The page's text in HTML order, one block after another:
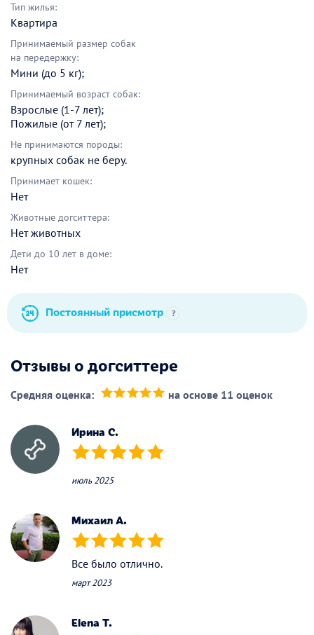
Тип жилья:
Квартира
Принимаемый размер собак
на передержку:
Мини (до 5 кг);
Принимаемый возраст собак:
Взрослые (1-7 лет);
Пожилые (от 7 лет);
Не принимаются породы:
крупных собак не беру.
Принимает кошек:
Нет
Животные догситтера:
Нет животных
Дети до 10 лет в доме:
Нет
Постоянный присмотр ?
Отзывы о догситтере
Средняя оценка: на основе 11 оценок
Ирина С.
(*) (*) (*) (*) (*)
июль 2025
Михаил А.
(*) (*) (*) (*) (*)
Все было отлично.
март 2023
Elena T.